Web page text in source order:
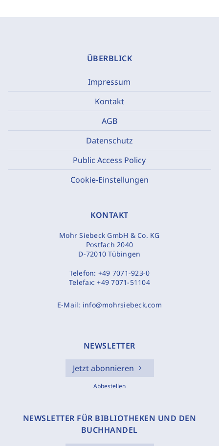
ÜBERBLICK
Impressum
Kontakt
AGB
Datenschutz
Public Access Policy
Cookie-Einstellungen
KONTAKT
Mohr Siebeck GmbH & Co. KG
Postfach 2040
D-72010 Tübingen
Telefon: +49 7071-923-0
Telefax:+49 7071-51104
E-Mail: info@mohrsiebeck.com
NEWSLETTER
Jetzt abonnieren
Abbestellen
NEWSLETTER FÜR BIBLIOTHEKEN UND DEN
BUCHHANDEL